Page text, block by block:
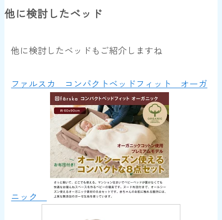
他に検討したベッド
他に検討したベッドもご紹介しますね
ファルスカ コンパクトベッドフィット オーガ
ニック